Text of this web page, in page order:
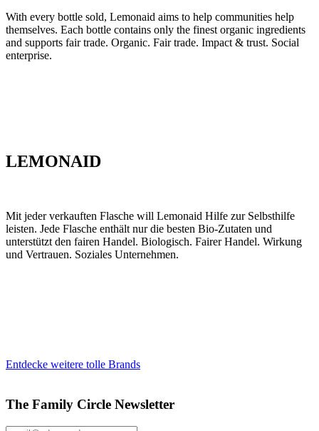
With every bottle sold, Lemonaid aims to help communities help
themselves. Each bottle contains only the finest organic ingredients
and supports fair trade. Organic. Fair trade. Impact & trust. Social
enterprise.
LEMONAID
Mit jeder verkauften Flasche will Lemonaid Hilfe zur Selbsthilfe
leisten. Jede Flasche enthält nur die besten Bio-Zutaten und
unterstützt den fairen Handel. Biologisch. Fairer Handel. Wirkung
und Vertrauen. Soziales Unternehmen.
Entdecke weitere tolle Brands
The Family Circle Newsletter